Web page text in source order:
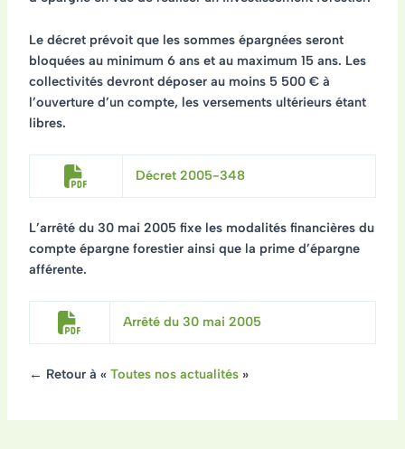
Le décret prévoit que les sommes épargnées seront
bloquées au minimum 6 ans et au maximum 15 ans. Les
collectivités devront déposer au moins 5 500 € à
l’ouverture d’un compte, les versements ultérieurs étant
libres.
Décret 2005-348
L’arrêté du 30 mai 2005 fixe les modalités financières du
compte épargne forestier ainsi que la prime d’épargne
afférente.
Arrêté du 30 mai 2005
← Retour à « Toutes nos actualités»